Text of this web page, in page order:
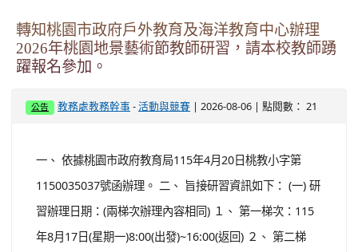
中心辦理115年國中教育會考命題研習會實施計
畫，鼓勵具教育熱忱之現職教師報名參加。
國字第1150073102號函辦理。 二、 旨揭研習會辦理目的
為網羅命題教師及提升教師之評量觀念與命題技術，相關
事項如下： (一) 報名資格：公、私立國民中學及高級中等
學校具教育熱忱之現職教師(各科規定請詳閱附件之實施計